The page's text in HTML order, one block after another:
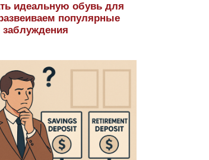
идеальную обувь для
популярные
заблуждения